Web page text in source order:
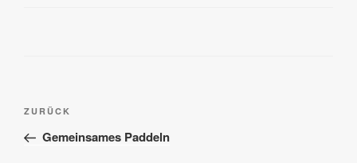
Beitragsnavigation
Vorheriger
Beitrag
ZURÜCK
Gemeinsames Paddeln